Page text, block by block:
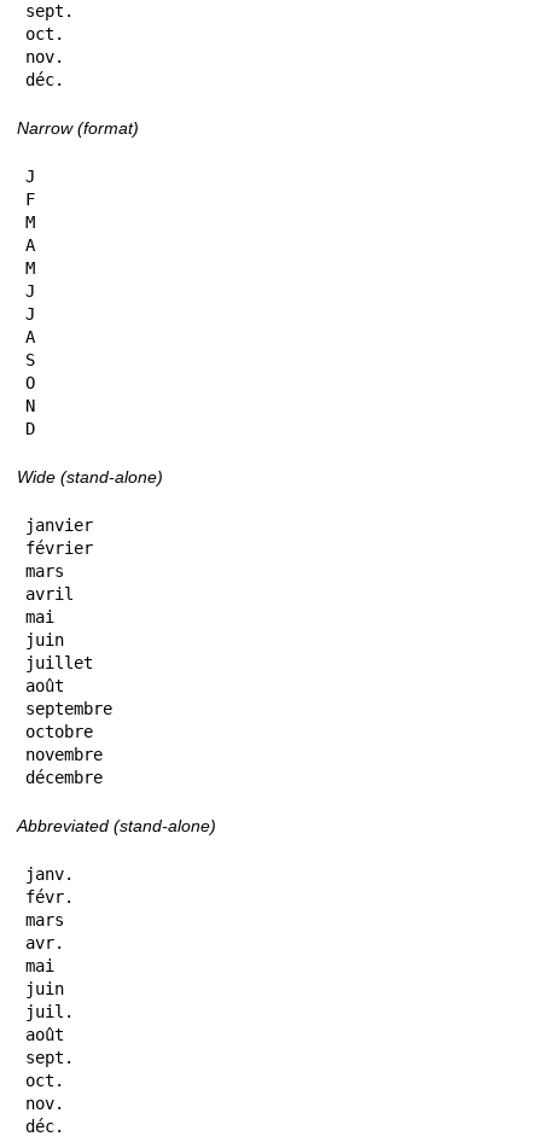
sept.
oct.
nov.
déc.
Narrow (format)
J
F
M
A
M
J
J
A
S
O
N
D
Wide (stand-alone)
janvier
février
mars
avril
mai
juin
juillet
août
septembre
octobre
novembre
décembre
Abbreviated (stand-alone)
janv.
févr.
mars
avr.
mai
juin
juil.
août
sept.
oct.
nov.
déc.